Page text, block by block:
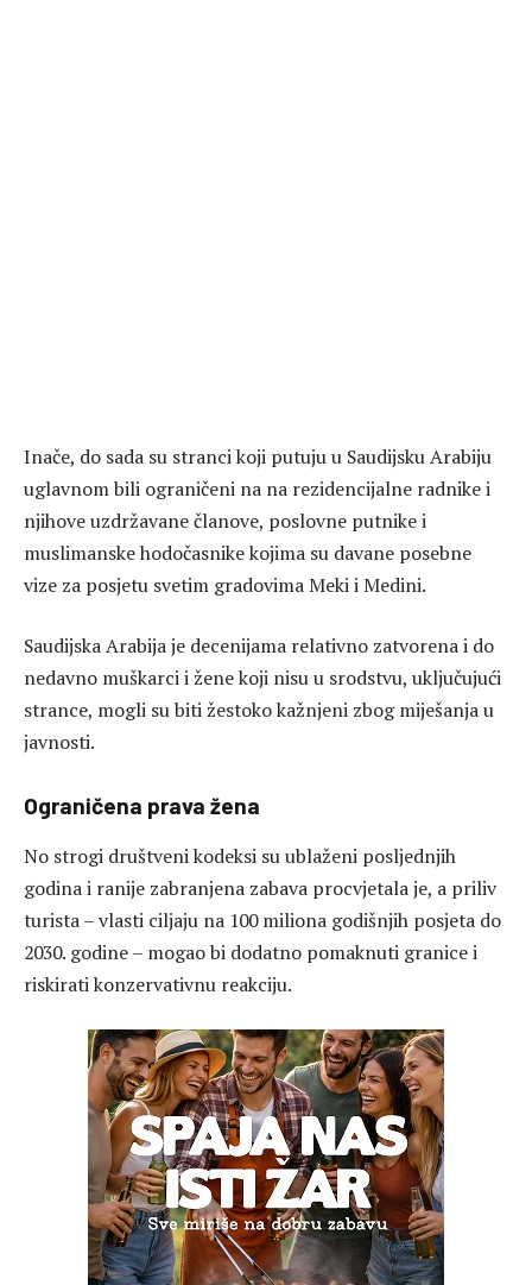
Inače, do sada su stranci koji putuju u Saudijsku Arabiju
uglavnom bili ograničeni na na rezidencijalne radnike i
njihove uzdržavane članove, poslovne putnike i
muslimanske hodočasnike kojima su davane posebne
vize za posjetu svetim gradovima Meki i Medini.
Saudijska Arabija je decenijama relativno zatvorena i do
nedavno muškarci i žene koji nisu u srodstvu, uključujući
strance, mogli su biti žestoko kažnjeni zbog miješanja u
javnosti.
Ograničena prava žena
No strogi društveni kodeksi su ublaženi posljednjih
godina i ranije zabranjena zabava procvjetala je, a priliv
turista – vlasti ciljaju na 100 miliona godišnjih posjeta do
2030. godine – mogao bi dodatno pomaknuti granice i
riskirati konzervativnu reakciju.